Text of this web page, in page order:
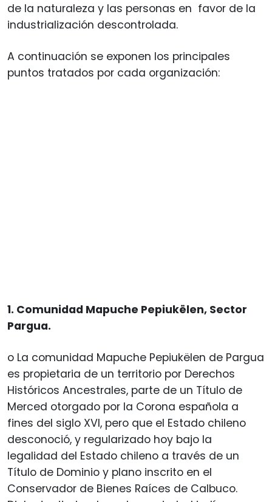
de la naturaleza y las personas en favor de la
industrialización descontrolada.
A continuación se exponen los principales
puntos tratados por cada organización:
1. Comunidad Mapuche Pepiukëlen, Sector
Pargua.
o La comunidad Mapuche Pepiukëlen de Pargua
es propietaria de un territorio por Derechos
Históricos Ancestrales, parte de un Título de
Merced otorgado por la Corona española a
fines del siglo XVI, pero que el Estado chileno
desconoció, y regularizado hoy bajo la
legalidad del Estado chileno a través de un
Título de Dominio y plano inscrito en el
Conservador de Bienes Raíces de Calbuco.